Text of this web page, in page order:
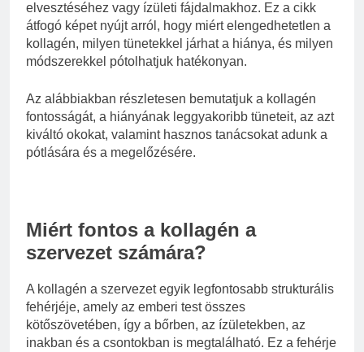
elvesztéséhez vagy ízületi fájdalmakhoz. Ez a cikk
átfogó képet nyújt arról, hogy miért elengedhetetlen a
kollagén, milyen tünetekkel járhat a hiánya, és milyen
módszerekkel pótolhatjuk hatékonyan.
Az alábbiakban részletesen bemutatjuk a kollagén
fontosságát, a hiányának leggyakoribb tüneteit, az azt
kiváltó okokat, valamint hasznos tanácsokat adunk a
pótlására és a megelőzésére.
Miért fontos a kollagén a
szervezet számára?
A kollagén a szervezet egyik legfontosabb strukturális
fehérjéje, amely az emberi test összes
kötőszövetében, így a bőrben, az ízületekben, az
inakban és a csontokban is megtalálható. Ez a fehérje